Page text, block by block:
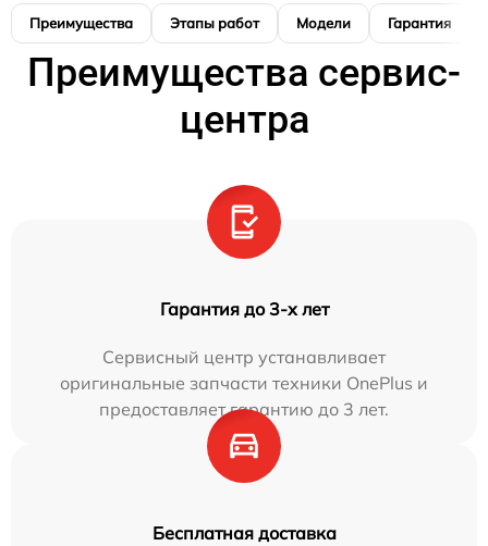
Преимущества Этапы работ Модели Гарантия
Преимущества сервис-
центра
Гарантия до 3-х лет
Сервисный центр устанавливает
оригинальные запчасти техники OnePlus и
предоставляет гарантию до 3 лет.
Бесплатная доставка